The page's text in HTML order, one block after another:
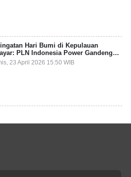
Hari Bumi di Kepulauan
PLN Indonesia Power Gandeng
dan Komunitas, Giatkan Restorasi
23 April 2026 15:50 WIB